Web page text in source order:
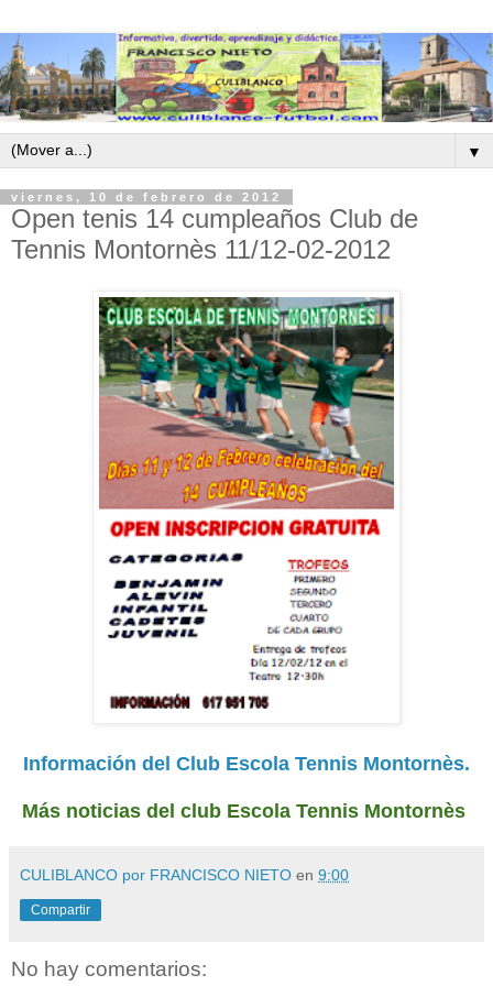
▼
viernes, 10 de febrero de 2012
Open tenis 14 cumpleaños Club de
Tennis Montornès 11/12-02-2012
Información del Club Escola Tennis Montornès.
Más noticias del club Escola Tennis Montornès
CULIBLANCO por FRANCISCO NIETO en 9:00
Compartir
No hay comentarios: